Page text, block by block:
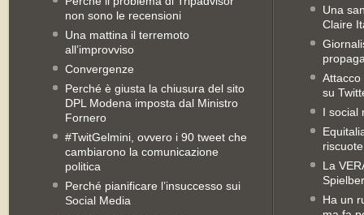
non sono le recensioni
Una mattina il terremoto
all’improvviso
Convergenze
Perché è giusta la chiusura del sito
DPL Modena imposta dal Ministro
Fornero
#TwitGelmini, ovvero i 90 tweet che
cambiarono la comunicazione
politica
Perché pianificare l’insuccesso sui
Social Media
Una
Claire
Attacco
su
I social
La
Ha un